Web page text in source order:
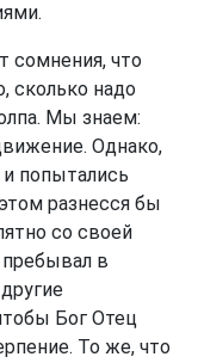
сомнения, что
сколько надо
Мы знаем:
Однако,
попытались
разнесся бы
со своей
в
Бог Отец
То же, что